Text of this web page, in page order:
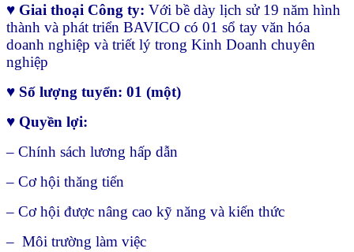
♥ Giai thoại Công ty: Với bề dày lịch sử 19 năm hình
thành và phát triển BAVICO có 01 sổ tay văn hóa
doanh nghiệp và triết lý trong Kinh Doanh chuyên
nghiệp
♥ Số lượng tuyển: 01 (một)
♥ Quyền lợi:
– Chính sách lương hấp dẫn
– Cơ hội thăng tiến
– Cơ hội được nâng cao kỹ năng và kiến thức
– Môi trường làm việc